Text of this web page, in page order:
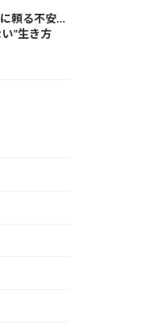
頼る不安…
”生き方